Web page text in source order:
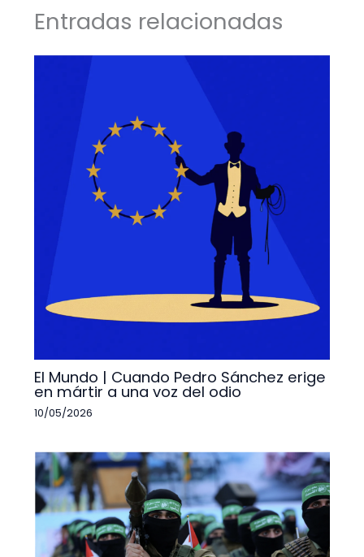
Entradas relacionadas
El Mundo | Cuando Pedro Sánchez erige
en mártir a una voz del odio
10/05/2026